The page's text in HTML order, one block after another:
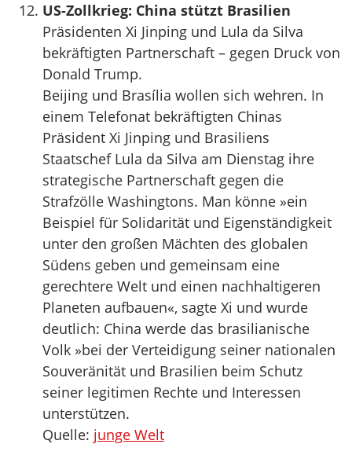
US-Zollkrieg: China stützt Brasilien
Präsidenten Xi Jinping und Lula da Silva
bekräftigten Partnerschaft – gegen Druck von
Donald Trump.
Beijing und Brasília wollen sich wehren. In
einem Telefonat bekräftigten Chinas
Präsident Xi Jinping und Brasiliens
Staatschef Lula da Silva am Dienstag ihre
strategische Partnerschaft gegen die
Strafzölle Washingtons. Man könne »ein
Beispiel für Solidarität und Eigenständigkeit
unter den großen Mächten des globalen
Südens geben und gemeinsam eine
gerechtere Welt und einen nachhaltigeren
Planeten aufbauen«, sagte Xi und wurde
deutlich: China werde das brasilianische
Volk »bei der Verteidigung seiner nationalen
Souveränität und Brasilien beim Schutz
seiner legitimen Rechte und Interessen
unterstützen.
Quelle: junge Welt